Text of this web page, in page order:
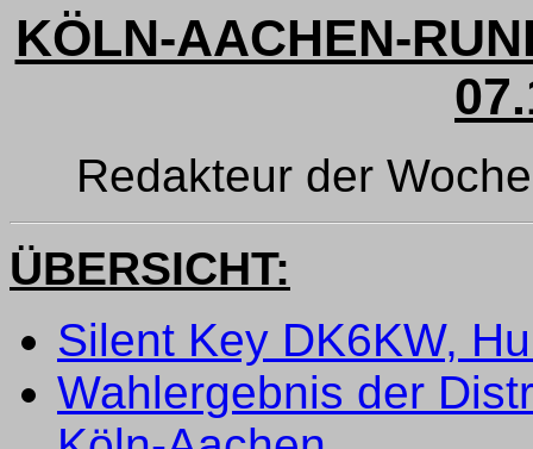
KÖLN-AACHEN-
Redakteur der
ÜBERSICHT:
Silent Key DK6KW,
Wahlergebnis der